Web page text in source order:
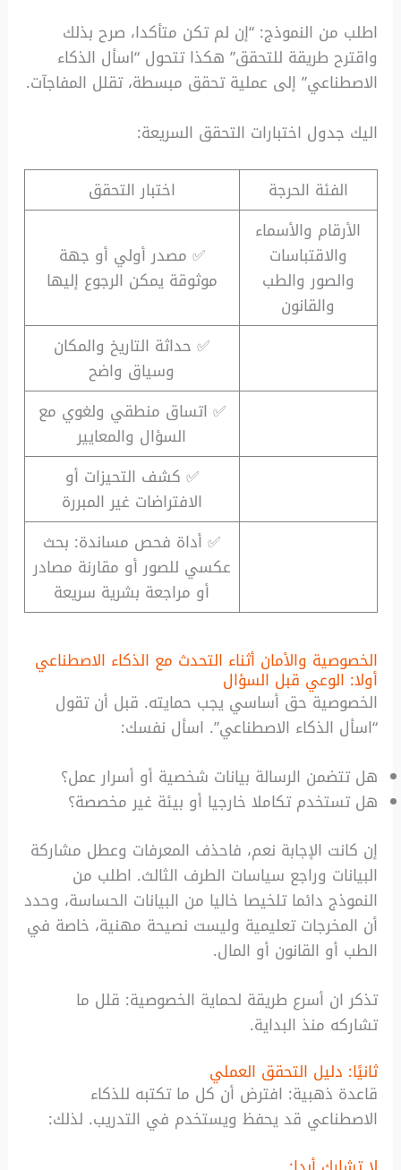
اطلب من النموذج: “إن لم تكن متأكدا، صرح بذلك
واقترح طريقة للتحقق” هكذا تتحول “اسأل الذكاء
الاصطناعي” إلى عملية تحقق مبسطة، تقلل المفاجآت.
اليك جدول اختبارات التحقق السريعة:
الفئة الحرجة
اختبار التحقق
الأرقام والأسماء
والاقتباسات
والصور والطب
والقانون
✅ مصدر أولي أو جهة
موثوقة يمكن الرجوع إليها
✅ حداثة التاريخ والمكان
وسياق واضح
✅ اتساق منطقي ولغوي مع
السؤال والمعايير
✅ كشف التحيزات أو
الافتراضات غير المبررة
✅ أداة فحص مساندة: بحث
عكسي للصور أو مقارنة مصادر
أو مراجعة بشرية سريعة
الخصوصية والأمان أثناء التحدث مع الذكاء الاصطناعي
أولا: الوعي قبل السؤال
الخصوصية حق أساسي يجب حمايته. قبل أن تقول
“اسأل الذكاء الاصطناعي”. اسأل نفسك:
هل تتضمن الرسالة بيانات شخصية أو أسرار عمل؟
هل تستخدم تكاملا خارجيا أو بيئة غير مخصصة؟
إن كانت الإجابة نعم، فاحذف المعرفات وعطل مشاركة
البيانات وراجع سياسات الطرف الثالث. اطلب من
النموذج دائما تلخيصا خاليا من البيانات الحساسة، وحدد
أن المخرجات تعليمية وليست نصيحة مهنية، خاصة في
الطب أو القانون أو المال.
تذكر ان أسرع طريقة لحماية الخصوصية: قلل ما
تشاركه منذ البداية.
ثانيًا: دليل التحقق العملي
قاعدة ذهبية: افترض أن كل ما تكتبه للذكاء
الاصطناعي قد يحفظ ويستخدم في التدريب. لذلك: